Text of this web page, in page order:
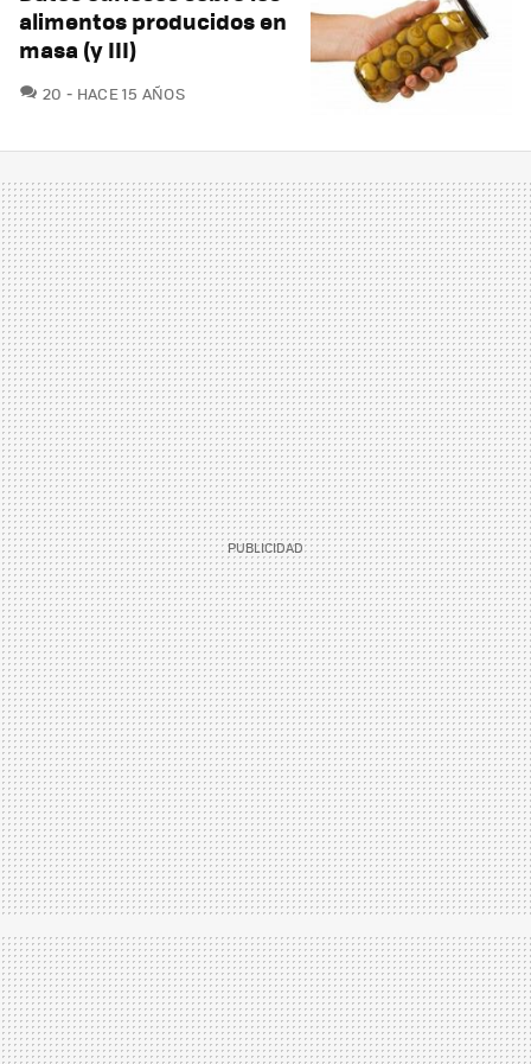
alimentos producidos en
masa (y III)
20 COMENTARIOS
HACE 15 AÑOS